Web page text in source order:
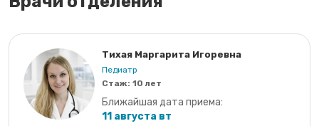
Тихая Маргарита Игоревна
Педиатр
Стаж: 10 лет
Ближайшая дата приема:
11 августа вт